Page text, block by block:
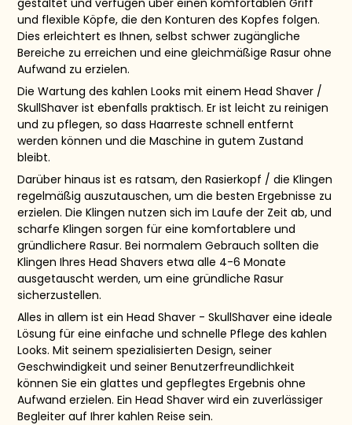
und flexible Köpfe, die den Konturen des Kopfes folgen.
Dies erleichtert es Ihnen, selbst schwer zugängliche
Bereiche zu erreichen und eine gleichmäßige Rasur ohne
Aufwand zu erzielen.
Die Wartung des kahlen Looks mit einem Head Shaver /
SkullShaver ist ebenfalls praktisch. Er ist leicht zu reinigen
und zu pflegen, so dass Haarreste schnell entfernt
werden können und die Maschine in gutem Zustand
bleibt.
Darüber hinaus ist es ratsam, den Rasierkopf / die Klingen
regelmäßig auszutauschen, um die besten Ergebnisse zu
erzielen. Die Klingen nutzen sich im Laufe der Zeit ab, und
scharfe Klingen sorgen für eine komfortablere und
gründlichere Rasur. Bei normalem Gebrauch sollten die
Klingen Ihres Head Shavers etwa alle 4-6 Monate
ausgetauscht werden, um eine gründliche Rasur
sicherzustellen.
Alles in allem ist ein Head Shaver - SkullShaver eine ideale
Lösung für eine einfache und schnelle Pflege des kahlen
Looks. Mit seinem spezialisierten Design, seiner
Geschwindigkeit und seiner Benutzerfreundlichkeit
können Sie ein glattes und gepflegtes Ergebnis ohne
Aufwand erzielen. Ein Head Shaver wird ein zuverlässiger
Begleiter auf Ihrer kahlen Reise sein.